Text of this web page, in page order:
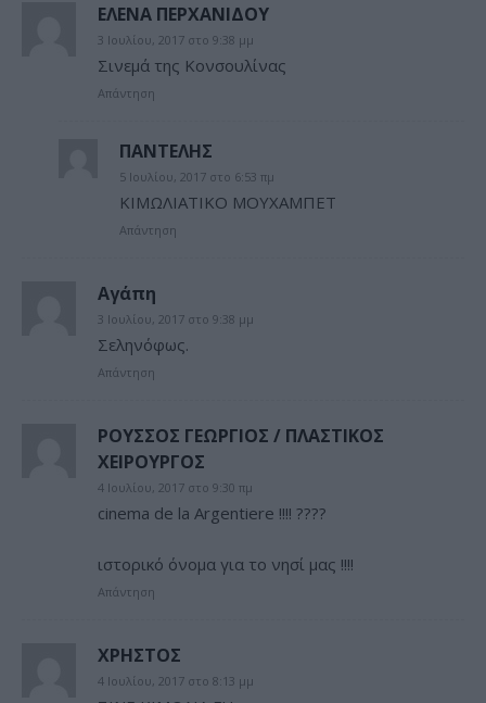
ΕΛΕΝΑ ΠΕΡΧΑΝΙΔΟΥ
3 Ιουλίου, 2017 στο 9:38 μμ
Σινεμά της Κονσουλίνας
Απάντηση
ΠΑΝΤΕΛΗΣ
5 Ιουλίου, 2017 στο 6:53 πμ
ΚΙΜΩΛΙΑΤΙΚΟ ΜΟΥΧΑΜΠΕΤ
Απάντηση
Αγάπη
3 Ιουλίου, 2017 στο 9:38 μμ
Σεληνόφως.
Απάντηση
ΡΟΥΣΣΟΣ ΓΕΩΡΓΙΟΣ / ΠΛΑΣΤΙΚΟΣ
ΧΕΙΡΟΥΡΓΟΣ
4 Ιουλίου, 2017 στο 9:30 πμ
cinema de la Argentiere !!!! ????
ιστορικό όνομα για το νησί μας !!!!
Απάντηση
ΧΡΗΣΤΟΣ
4 Ιουλίου, 2017 στο 8:13 μμ